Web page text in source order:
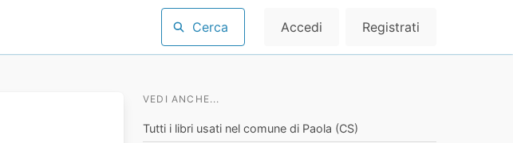
Cerca Accedi Registrati
VEDI ANCHE...
Tutti i libri usati nel comune di Paola (CS)